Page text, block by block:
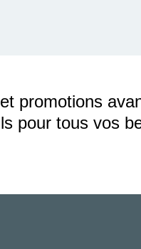
promotions
pour tous vos